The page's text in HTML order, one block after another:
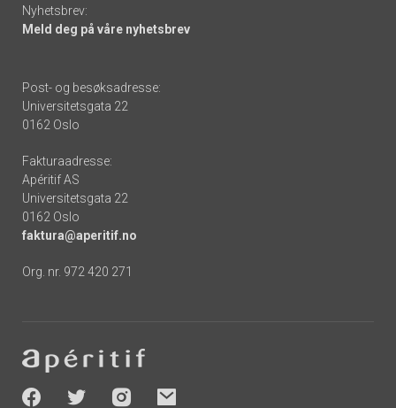
Nyhetsbrev:
Meld deg på våre nyhetsbrev
Post- og besøksadresse:
Universitetsgata 22
0162 Oslo
Fakturaadresse:
Apéritif AS
Universitetsgata 22
0162 Oslo
faktura@aperitif.no
Org. nr. 972 420 271
-